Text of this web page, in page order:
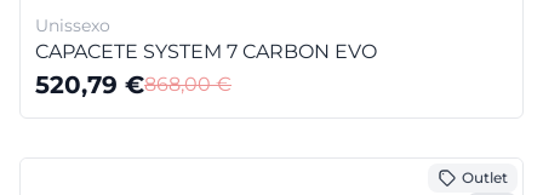
Unissexo
CAPACETE SYSTEM 7 CARBON EVO
520,79 €868,00€
Outlet